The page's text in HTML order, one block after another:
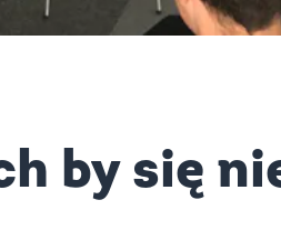
by się